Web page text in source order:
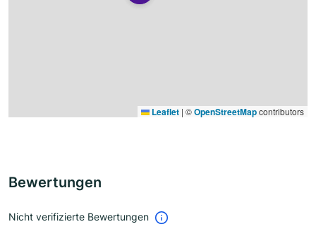
Leaflet | ©OpenStreetMapcontributors
Bewertungen
Nicht verifizierte Bewertungen